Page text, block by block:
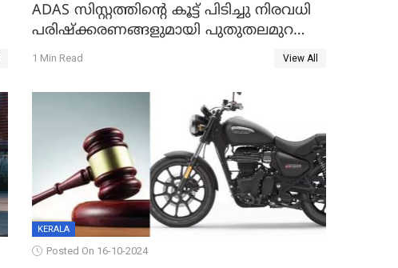
ADAS സിസ്റ്റത്തിന്റെ കൂട്ട് പിടിച്ചു നിരവധി
പരിഷ്‌ക്കരണങ്ങളുമായി പുതുതലമുറ
അമേസ് അവതരിപ്പിച്ച് ഹോണ്ട
1 Min Read View All
KERALA
Posted On 16-10-2024